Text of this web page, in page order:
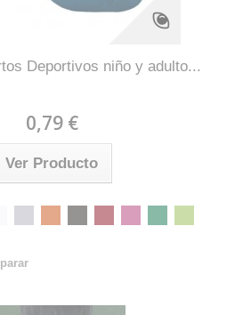
Deportivos niño y adulto...
0,79 €
Ver Producto